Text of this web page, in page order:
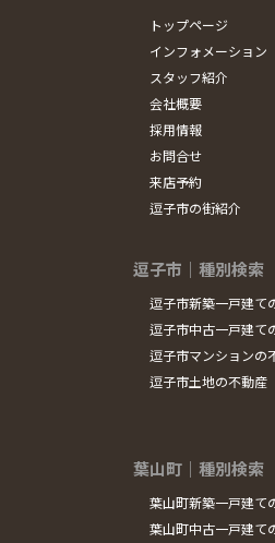
トップページ
インフォメーション
スタッフ紹介
会社概要
採用情報
お問合せ
来店予約
逗子市の街紹介
逗子市｜種別検索
逗子市新築一戸建て
逗子市中古一戸建て
逗子市マンションの
逗子市土地の不動産
葉山町｜種別検索
葉山町新築一戸建て
葉山町中古一戸建て